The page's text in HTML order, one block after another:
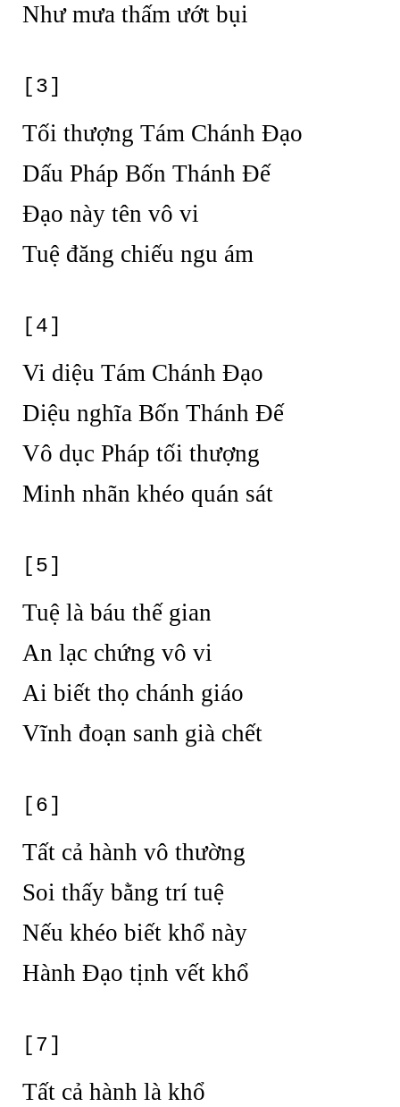
Như mưa thấm ướt bụi
[3]
Tối thượng Tám Chánh Đạo
Dấu Pháp Bốn Thánh Đế
Đạo này tên vô vi
Tuệ đăng chiếu ngu ám
[4]
Vi diệu Tám Chánh Đạo
Diệu nghĩa Bốn Thánh Đế
Vô dục Pháp tối thượng
Minh nhãn khéo quán sát
[5]
Tuệ là báu thế gian
An lạc chứng vô vi
Ai biết thọ chánh giáo
Vĩnh đoạn sanh già chết
[6]
Tất cả hành vô thường
Soi thấy bằng trí tuệ
Nếu khéo biết khổ này
Hành Đạo tịnh vết khổ
[7]
Tất cả hành là khổ